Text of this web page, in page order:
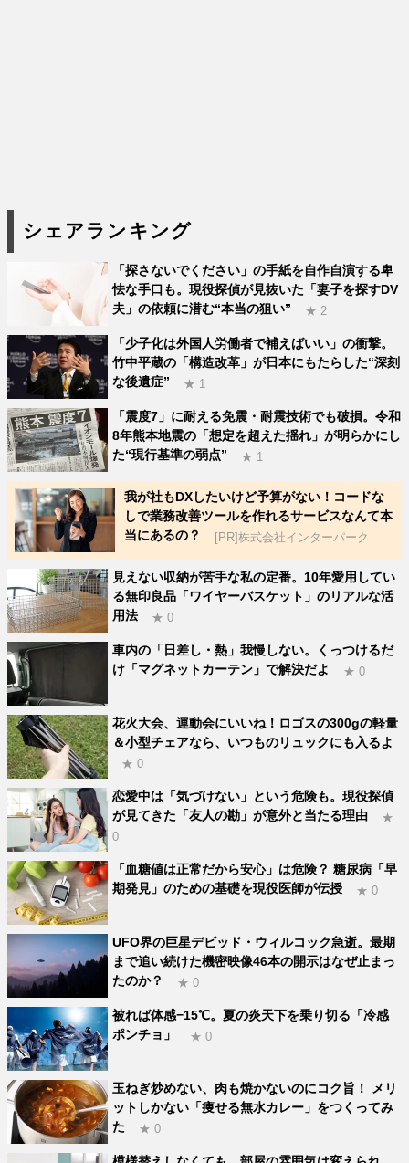
シェアランキング
「探さないでください」の手紙を自作自演する卑
怯な手口も。現役探偵が見抜いた「妻子を探すDV
夫」の依頼に潜む“本当の狙い”
★ 2
「少子化は外国人労働者で補えばいい」の衝撃。
竹中平蔵の「構造改革」が日本にもたらした“深刻
な後遺症”
★ 1
「震度7」に耐える免震・耐震技術でも破損。令和
8年熊本地震の「想定を超えた揺れ」が明らかにし
た“現行基準の弱点”
★ 1
我が社もDXしたいけど予算がない！コードな
しで業務改善ツールを作れるサービスなんて本
当にあるの？
[PR]株式会社インターパーク
見えない収納が苦手な私の定番。10年愛用してい
る無印良品「ワイヤーバスケット」のリアルな活
用法
★ 0
車内の「日差し・熱」我慢しない。くっつけるだ
け「マグネットカーテン」で解決だよ
★ 0
花火大会、運動会にいいね！ロゴスの300gの軽量
＆小型チェアなら、いつものリュックにも入るよ
★ 0
恋愛中は「気づけない」という危険も。現役探偵
が見てきた「友人の勘」が意外と当たる理由
★
0
「血糖値は正常だから安心」は危険？ 糖尿病「早
期発見」のための基礎を現役医師が伝授
★ 0
UFO界の巨星デビッド・ウィルコック急逝。最期
まで追い続けた機密映像46本の開示はなぜ止まっ
たのか？
★ 0
被れば体感−15℃。夏の炎天下を乗り切る「冷感
ポンチョ」
★ 0
玉ねぎ炒めない、肉も焼かないのにコク旨！ メリ
ットしかない「痩せる無水カレー」をつくってみ
た
★ 0